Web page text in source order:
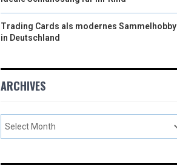
Trading Cards als modernes Sammelhobby
in Deutschland
ARCHIVES